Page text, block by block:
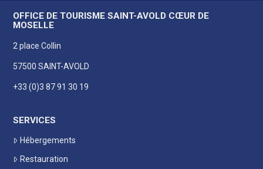
OFFICE DE TOURISME SAINT-AVOLD CŒUR DE
MOSELLE
2 place Collin
57500 SAINT-AVOLD
+33 (0)3 87 91 30 19
SERVICES
Hébergements
Restauration